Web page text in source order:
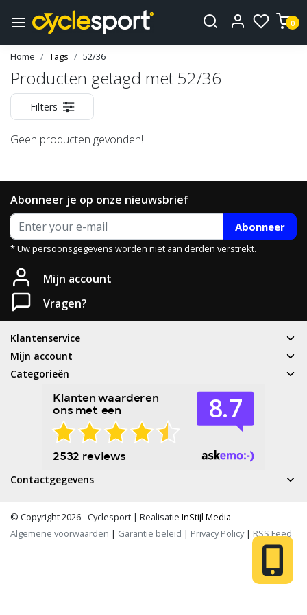
0
Home Tags 52/36
Producten getagd met 52/36
Filters
Geen producten gevonden!
Abonneer je op onze nieuwsbrief
Abonneer
* Uw persoonsgegevens worden niet aan derden verstrekt.
Mijn account
Vragen?
Klantenservice
Mijn account
Categorieën
Contactgegevens
© Copyright 2026 - Cyclesport | Realisatie InStijl Media
Algemene voorwaarden | Garantie beleid | Privacy Policy| RSS Feed